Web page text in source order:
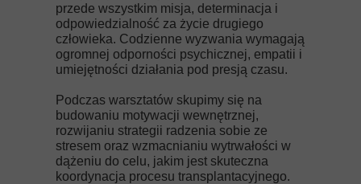
przede wszystkim misja, determinacja i
odpowiedzialność za życie drugiego
człowieka. Codzienne wyzwania wymagają
ogromnej odporności psychicznej, empatii i
umiejętności działania pod presją czasu.
Podczas warsztatów skupimy się na
budowaniu motywacji wewnętrznej,
rozwijaniu strategii radzenia sobie ze
stresem oraz wzmacnianiu wytrwałości w
dążeniu do celu, jakim jest skuteczna
koordynacja procesu transplantacyjnego.